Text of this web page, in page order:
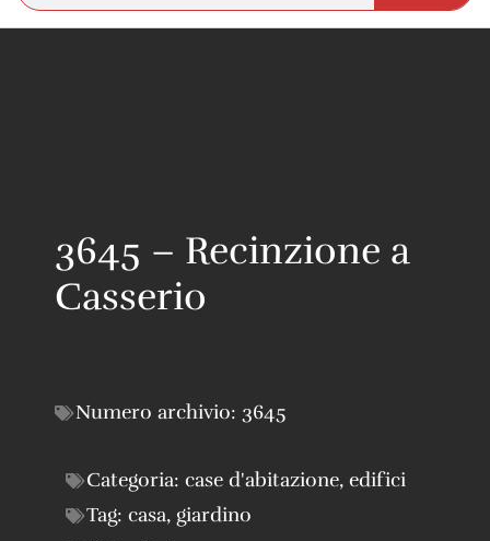
3645 – Recinzione a
Casserio
Numero archivio: 3645
Categoria: case d'abitazione, edifici
Tag: casa, giardino